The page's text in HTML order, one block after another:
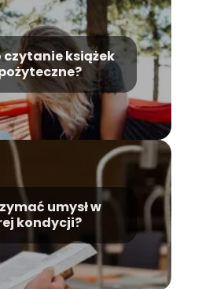
czytanie książek
umysł w
kondycji?